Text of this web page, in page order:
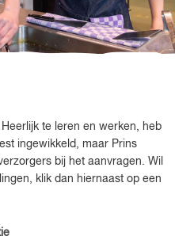
te leren en werken, heb
ingewikkeld, maar Prins
bij het aanvragen. Wil
klik dan hiernaast op een